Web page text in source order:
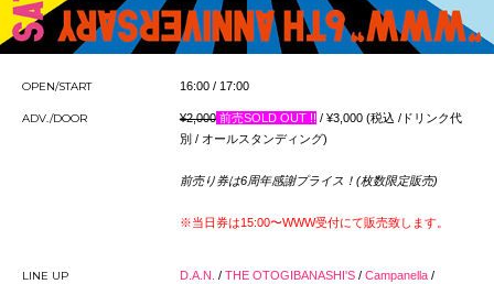
OPEN/START 16:00 / 17:00
ADV./DOOR ¥2,000 前売SOLD OUT !! / ¥3,000 (税込 /ドリンク代
別 / オールスタンディング)
前売り券は6周年感謝プライス！(枚数限定販売)
※当日券は15:00〜WWW受付にて販売致します。
LINE UP D.A.N. / THE OTOGIBANASHI'S/ Campanella/